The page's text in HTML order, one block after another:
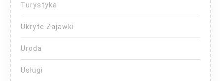
Turystyka
Ukryte Zajawki
Uroda
Usługi